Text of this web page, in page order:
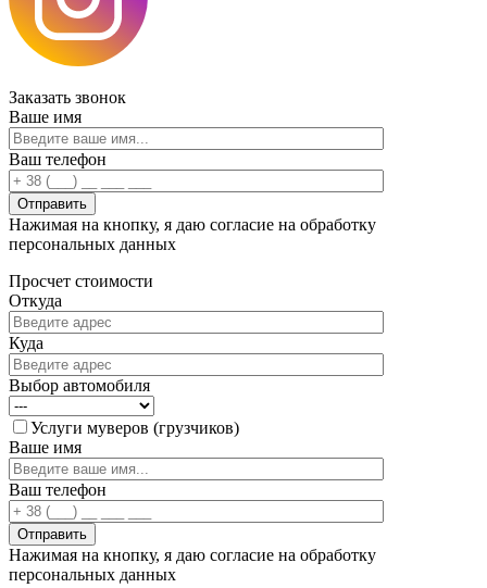
Заказать звонок
Ваше имя
Ваш телефон
Нажимая на кнопку, я даю согласие на обработку
персональных данных
Просчет стоимости
Откуда
Куда
Выбор автомобиля
Услуги муверов (грузчиков)
Ваше имя
Ваш телефон
Нажимая на кнопку, я даю согласие на обработку
персональных данных